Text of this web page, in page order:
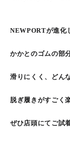
NEWPORTが進化
かかとのゴムの部
滑りにくく、どん
脱ぎ履きがすごく
ぜひ店頭にてご試